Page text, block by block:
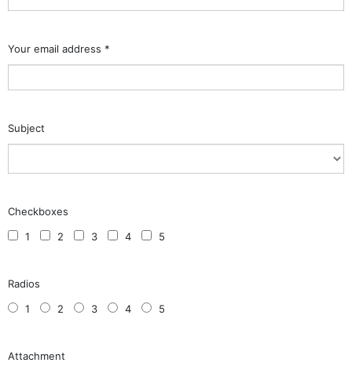
Your email address *
Subject
Checkboxes
1
2 3 4 5
Radios
1
2 3 4 5
Attachment